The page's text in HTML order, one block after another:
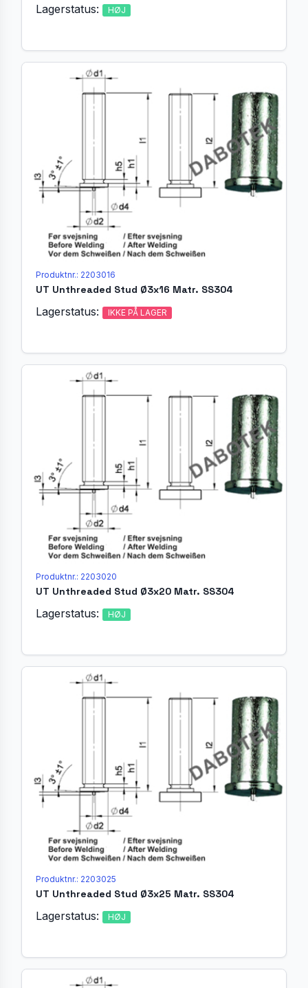
Lagerstatus: HØJ
Produktnr.: 2203016
UT Unthreaded Stud Ø3x16 Matr. SS304
Lagerstatus: IKKE PÅ LAGER
Produktnr.: 2203020
UT Unthreaded Stud Ø3x20 Matr. SS304
Lagerstatus: HØJ
Produktnr.: 2203025
UT Unthreaded Stud Ø3x25 Matr. SS304
Lagerstatus: HØJ